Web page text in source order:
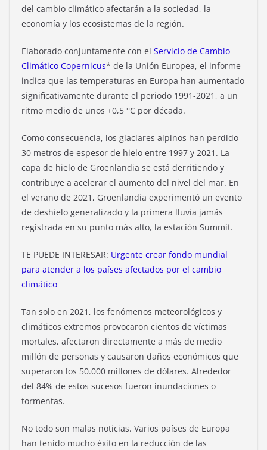
del cambio climático afectarán a la sociedad, la
economía y los ecosistemas de la región.
Elaborado conjuntamente con el Servicio de Cambio
Climático Copernicus* de la Unión Europea, el informe
indica que las temperaturas en Europa han aumentado
significativamente durante el periodo 1991-2021, a un
ritmo medio de unos +0,5 °C por década.
Como consecuencia, los glaciares alpinos han perdido
30 metros de espesor de hielo entre 1997 y 2021. La
capa de hielo de Groenlandia se está derritiendo y
contribuye a acelerar el aumento del nivel del mar. En
el verano de 2021, Groenlandia experimentó un evento
de deshielo generalizado y la primera lluvia jamás
registrada en su punto más alto, la estación Summit.
TE PUEDE INTERESAR: Urgente crear fondo mundial
para atender a los países afectados por el cambio
climático
Tan solo en 2021, los fenómenos meteorológicos y
climáticos extremos provocaron cientos de víctimas
mortales, afectaron directamente a más de medio
millón de personas y causaron daños económicos que
superaron los 50.000 millones de dólares. Alrededor
del 84% de estos sucesos fueron inundaciones o
tormentas.
No todo son malas noticias. Varios países de Europa
han tenido mucho éxito en la reducción de las